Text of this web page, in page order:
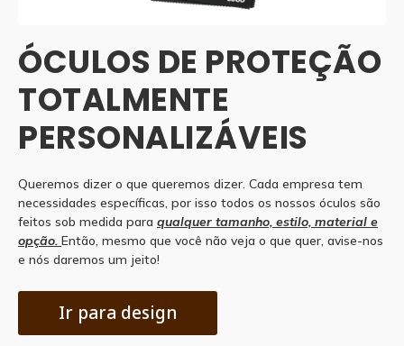
ÓCULOS DE PROTEÇÃO
TOTALMENTE
PERSONALIZÁVEIS
Queremos dizer o que queremos dizer. Cada empresa tem
necessidades específicas, por isso todos os nossos óculos são
feitos sob medida para qualquer tamanho, estilo, material e
opção. Então, mesmo que você não veja o que quer, avise-nos
e nós daremos um jeito!
Ir para design